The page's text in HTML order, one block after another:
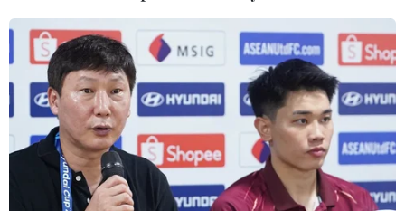
#Mỹ #Donald Trump #ông Trump
#kháng cáo
#gian lận tài chính
#Tập đoàn Trump Mỹ
Theo dõi VietnamPlus